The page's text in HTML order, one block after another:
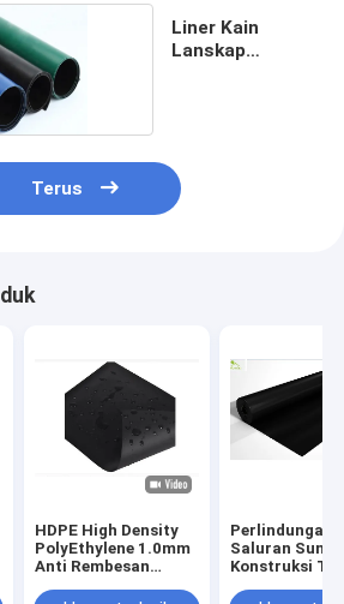
Liner Kain
Lanskap
Terus
HDPE High Density
PolyEthylene 1.0mm
Anti Rembesan
Perlindungan
Saluran
Konstruksi